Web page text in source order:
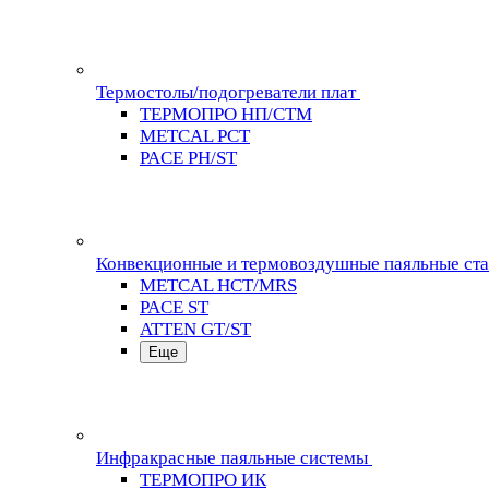
Термостолы/подогреватели плат
ТЕРМОПРО НП/СТМ
METCAL PCT
PACE PH/ST
Конвекционные и термовоздушные паяльные
METCAL HCT/MRS
PACE ST
ATTEN GT/ST
Еще
Инфракрасные паяльные системы
ТЕРМОПРО ИК